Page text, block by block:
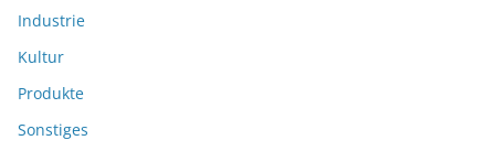
Industrie
Kultur
Produkte
Sonstiges